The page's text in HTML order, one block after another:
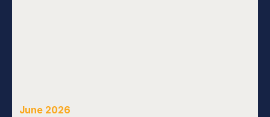
June 2026